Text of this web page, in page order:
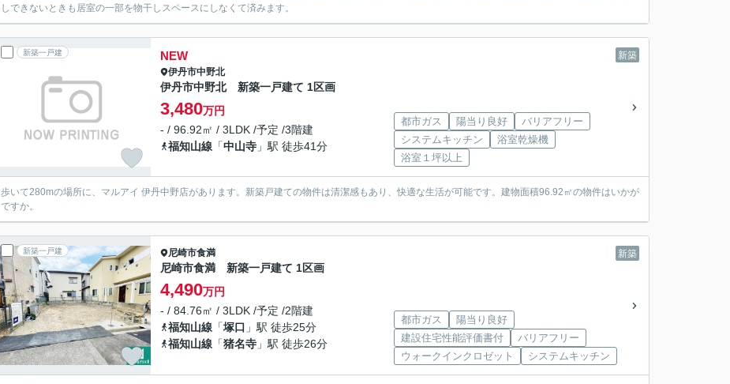
しできないときも居室の一部を物干しスペースにしなくて済みます。
新築一戸建 新築
NEW
伊丹市中野北
伊丹市中野北 新築一戸建て 1区画
3,480万円
- / 96.92㎡ / 3LDK /予定 /3階建
福知山線 「中山寺 」駅 徒歩41分
都市ガス 陽当り良好
バリアフリー
システムキッチン
浴室乾燥機
浴室１坪以上
歩いて280mの場所に、マルアイ 伊丹中野店があります。新築戸建ての物件は清潔感もあり、快適な生活が可能です。建物面積96.92㎡の物件はいかが
ですか。
新築一戸建 新築
尼崎市食満
尼崎市食満 新築一戸建て 1区画
4,490万円
- / 84.76㎡ / 3LDK /予定 /2階建
福知山線 「塚口 」駅 徒歩25分
福知山線 「猪名寺 」駅 徒歩26分
都市ガス
陽当り良好
建設住宅性能評価書付
バリアフリー
ウォークインクロゼット
システムキッチン